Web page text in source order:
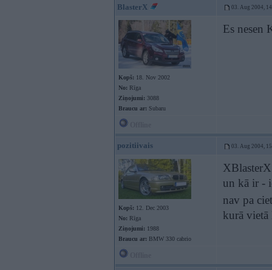
BlasterX 03. Aug 2004,
Kopš: 18. Nov 2002
No: Rīga
Ziņojumi: 3088
Braucu ar: Subaru
Es nesen
pozitiivais 03. Aug 2004,
Kopš: 12. Dec 2003
No: Rīga
Ziņojumi: 1988
Braucu ar: BMW 330 cabrio
XBlasterX
un kā ir -
nav pa
kurā